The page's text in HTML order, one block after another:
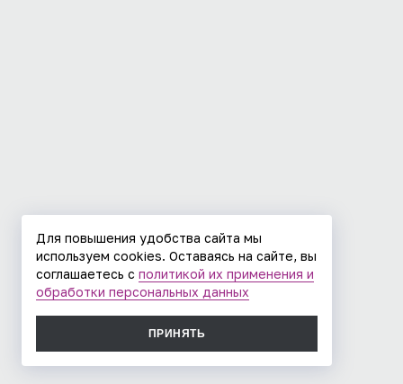
Для повышения удобства сайта мы
используем cookies. Оставаясь на сайте, вы
соглашаетесь с политикой их применения и
обработки персональных данных
ПРИНЯТЬ